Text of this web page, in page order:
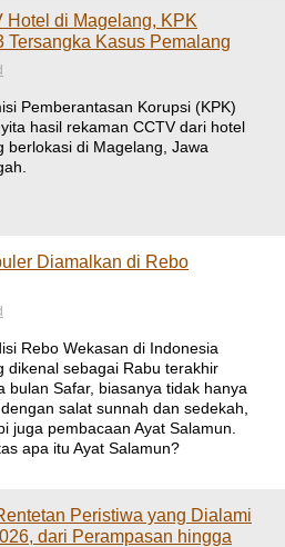
Hotel di Magelang, KPK
Tersangka Kasus Pemalang
Pemberantasan Korupsi (KPK)
hasil rekaman CCTV dari hotel
berlokasi di Magelang, Jawa
Diamalkan di Rebo
Rebo Wekasan di Indonesia
dikenal sebagai Rabu terakhir
bulan Safar, biasanya tidak hanya
salat sunnah dan sedekah,
juga pembacaan Ayat Salamun.
apa itu Ayat Salamun?
Peristiwa yang Dialami
dari Perampasan hingga